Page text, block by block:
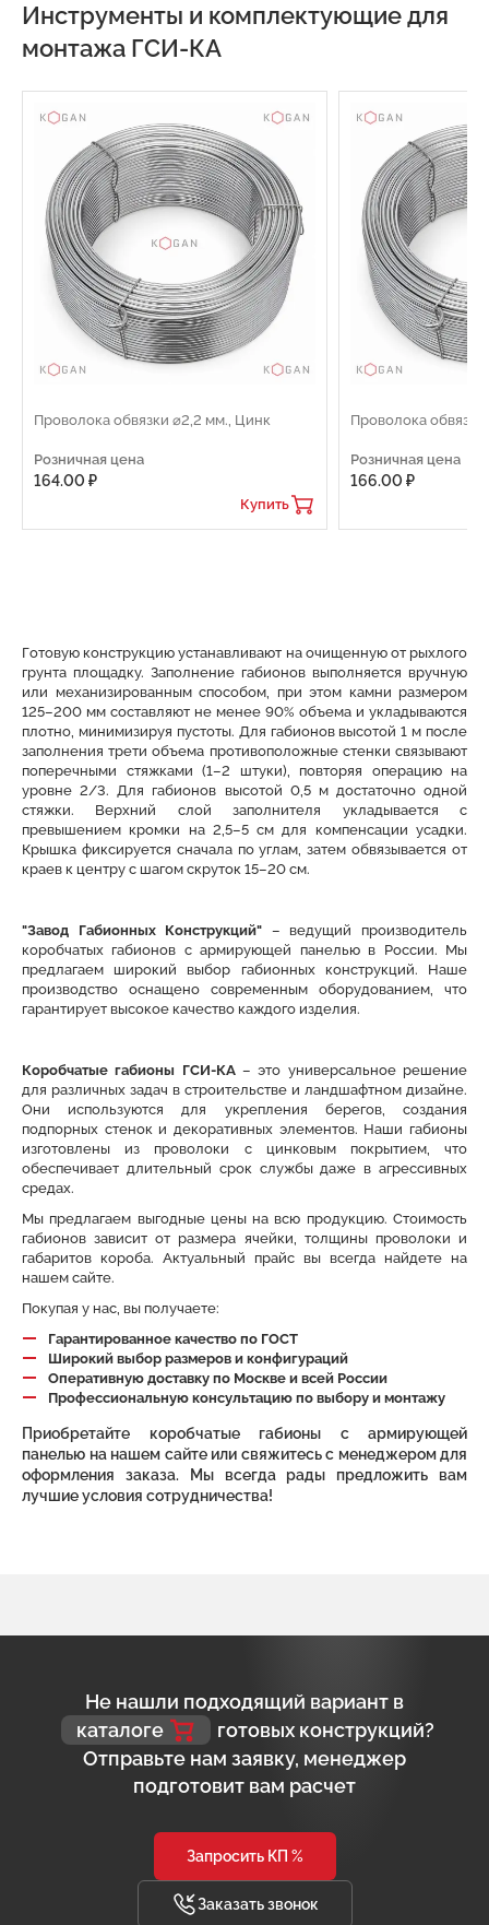
Инструменты и комплектующие для
монтажа ГСИ-КА
Проволока обвязки ⌀2,2 мм., Цинк
Розничная цена
164.00 ₽
Купить
Проволока
Розничная цена
166.00 ₽
Готовую конструкцию устанавливают на очищенную от рыхлого
грунта площадку. Заполнение габионов выполняется вручную
или механизированным способом, при этом камни размером
125–200 мм составляют не менее 90% объема и укладываются
плотно, минимизируя пустоты. Для габионов высотой 1 м после
заполнения трети объема противоположные стенки связывают
поперечными стяжками (1–2 штуки), повторяя операцию на
уровне 2/3. Для габионов высотой 0,5 м достаточно одной
стяжки. Верхний слой заполнителя укладывается с
превышением кромки на 2,5–5 см для компенсации усадки.
Крышка фиксируется сначала по углам, затем обвязывается от
краев к центру с шагом скруток 15–20 см.
"Завод Габионных Конструкций" – ведущий производитель
коробчатых габионов с армирующей панелью в России. Мы
предлагаем широкий выбор габионных конструкций. Наше
производство оснащено современным оборудованием, что
гарантирует высокое качество каждого изделия.
Коробчатые габионы ГСИ-КА– это универсальное решение
для различных задач в строительстве и ландшафтном дизайне.
Они используются для укрепления берегов, создания
подпорных стенок и декоративных элементов. Наши габионы
изготовлены из проволоки с цинковым покрытием, что
обеспечивает длительный срок службы даже в агрессивных
средах.
Мы предлагаем выгодные цены на всю продукцию. Стоимость
габионов зависит от размера ячейки, толщины проволоки и
габаритов короба. Актуальный прайс вы всегда найдете на
нашем сайте.
Покупая у нас, вы получаете:
Гарантированное качество по ГОСТ
Широкий выбор размеров и конфигураций
Оперативную доставку по Москве и всей России
Профессиональную консультацию по выбору и монтажу
Приобретайте коробчатые габионы с армирующей
панелью на нашем сайте или свяжитесь с менеджером для
оформления заказа. Мы всегда рады предложить вам
лучшие условия сотрудничества!
Не нашли подходящий вариант в
каталоге
готовых конструкций?
Отправьте нам заявку, менеджер
подготовит вам расчет
Запросить КП %
Заказать звонок